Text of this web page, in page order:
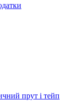
прут і тейп